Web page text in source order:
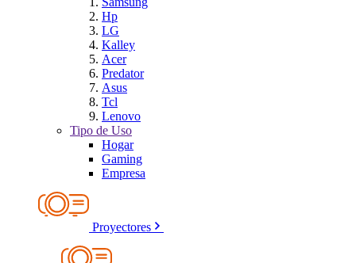
Hp
LG
Kalley
Acer
Predator
Asus
Tcl
Lenovo
Tipo de Uso
Hogar
Gaming
Empresa
Proyectores